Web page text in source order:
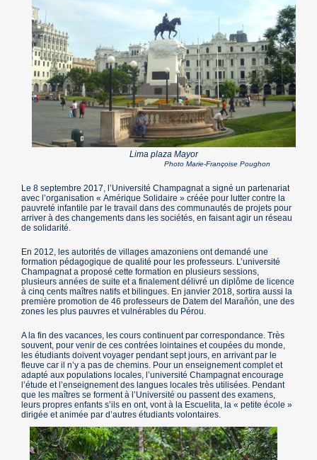
Lima plaza Mayor
Photo Marie-Françoise Poughon
Le 8 septembre 2017, l’Université Champagnat a signé un partenariat
avec l’organisation « Amérique Solidaire » créée pour lutter contre la
pauvreté infantile par le travail dans des communautés de projets pour
arriver à des changements dans les sociétés, en faisant agir un réseau
de solidarité.
En 2012, les autorités de villages amazoniens ont demandé une
formation pédagogique de qualité pour les professeurs. L’université
Champagnat a proposé cette formation en plusieurs sessions,
plusieurs années de suite et a finalement délivré un diplôme de licence
à cinq cents maîtres natifs et bilingues. En janvier 2018, sortira aussi la
première promotion de 46 professeurs de Datem del Marañón, une des
zones les plus pauvres et vulnérables du Pérou.
A la fin des vacances, les cours continuent par correspondance. Très
souvent, pour venir de ces contrées lointaines et coupées du monde,
les étudiants doivent voyager pendant sept jours, en arrivant par le
fleuve car il n’y a pas de chemins. Pour un enseignement complet et
adapté aux populations locales, l’université Champagnat encourage
l’étude et l’enseignement des langues locales très utilisées. Pendant
que les maîtres se forment à l’Université ou passent des examens,
leurs propres enfants s’ils en ont, vont à la Escuelita, la « petite école »
dirigée et animée par d’autres étudiants volontaires.